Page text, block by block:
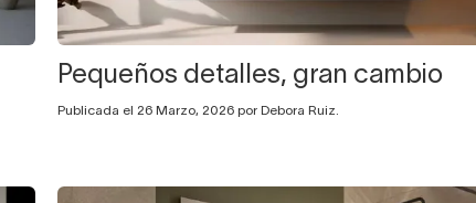
Pequeños detalles, gran cambio
Publicada el 26 Marzo, 2026 por Debora Ruiz.